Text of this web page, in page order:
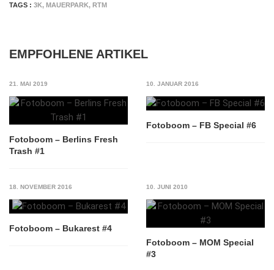
TAGS : 3K, MAUERPARK, RTM
EMPFOHLENE ARTIKEL
21. MAI 2019
Fotoboom – Berlins Fresh
Trash #1
10. JANUAR 2016
Fotoboom – FB Special #6
18. NOVEMBER 2016
Fotoboom – Bukarest #4
10. JUNI 2010
Fotoboom – MOM Special
#3